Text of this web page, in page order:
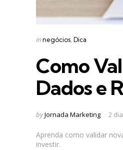
Categories
Posted
innegócios Dica
Como
Dados e
Posted
byJornada Marketing 2
Aprenda como validar
investir.